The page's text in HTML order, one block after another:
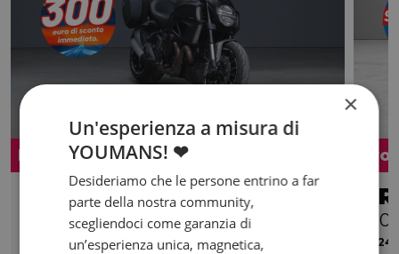
Promo
DUCATI Diavel 1199
Stripe Version
2013 | 27326 km | 1198 cc | 162 Hp | 119 Kw 2024
×
Un'esperienza a misura di
YOUMANS! ❤
Desideriamo che le persone entrino a far
parte della nostra community,
scegliendoci come garanzia di
un’esperienza unica, magnetica,